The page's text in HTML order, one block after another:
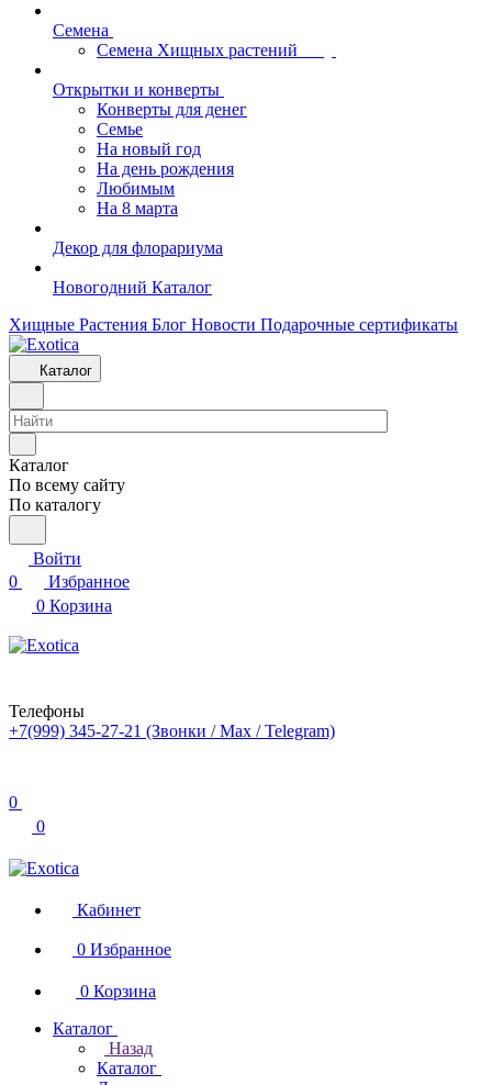
Семена
Семена Хищных растений
Открытки и конверты
Конверты для денег
Семье
На новый год
На день рождения
Любимым
На 8 марта
Декор для флорариума
Новогодний Каталог
Хищные Растения Блог Новости Подарочные сертификаты
Каталог
Каталог
По всему сайту
По каталогу
Войти
0
Избранное
0 Корзина
Телефоны
+7(999) 345-27-21 (Звонки / Max / Telegram)
0
0
Кабинет
0 Избранное
0 Корзина
Каталог
Назад
Каталог